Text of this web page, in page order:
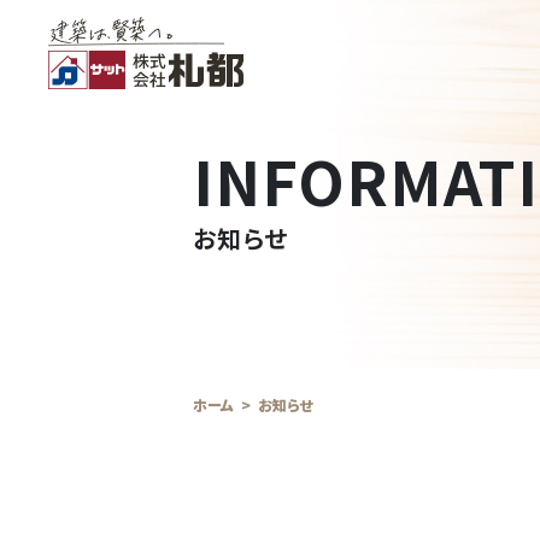
お知らせ
ホーム お知らせ